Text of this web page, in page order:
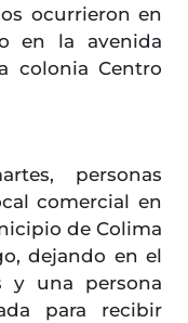
ocurrieron en
en la avenida
colonia Centro
personas
comercial en
de Colima
dejando en el
y una persona
para recibir